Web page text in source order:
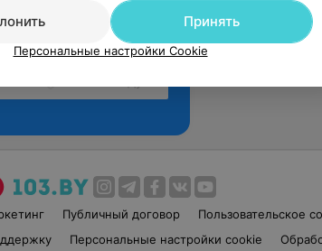
Публичный договор Пользовательское
Персональные настройки cookie
Принять
Персональные настройки Cookie